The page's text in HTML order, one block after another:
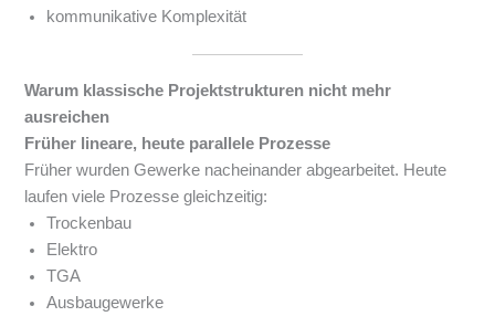
kommunikative Komplexität
Warum klassische Projektstrukturen nicht mehr
ausreichen
Früher lineare, heute parallele Prozesse
Früher wurden Gewerke nacheinander abgearbeitet. Heute
laufen viele Prozesse gleichzeitig:
Trockenbau
Elektro
TGA
Ausbaugewerke